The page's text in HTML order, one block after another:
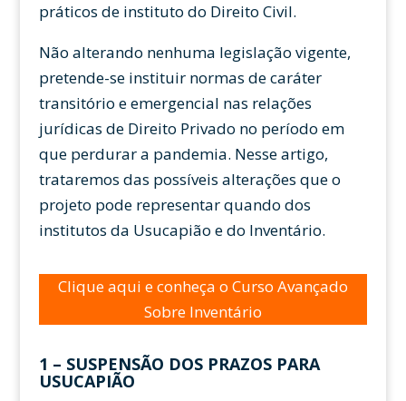
práticos de instituto do Direito Civil.
Não alterando nenhuma legislação vigente,
pretende-se instituir normas de caráter
transitório e emergencial nas relações
jurídicas de Direito Privado no período em
que perdurar a pandemia. Nesse artigo,
trataremos das possíveis alterações que o
projeto pode representar quando dos
institutos da Usucapião e do Inventário.
Clique aqui e conheça o Curso Avançado
Sobre Inventário
1 – SUSPENSÃO DOS PRAZOS PARA
USUCAPIÃO